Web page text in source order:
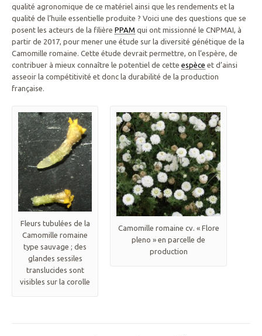
qualité agronomique de ce matériel ainsi que les rendements et la
qualité de l’huile essentielle produite ? Voici une des questions que se
posent les acteurs de la filière PPAM qui ont missionné le CNPMAI, à
partir de 2017, pour mener une étude sur la diversité génétique de la
Camomille romaine. Cette étude devrait permettre, on l’espère, de
contribuer à mieux connaître le potentiel de cette espèce et d’ainsi
asseoir la compétitivité et donc la durabilité de la production
française.
Fleurs tubulées de la
Camomille romaine
type sauvage ; des
glandes sessiles
translucides sont
visibles sur la corolle
Camomille romaine cv. « Flore
pleno » en parcelle de
production